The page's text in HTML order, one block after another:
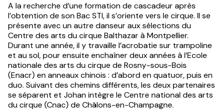
A la recherche d’une formation de cascadeur après
l’obtention de son Bac STI, il s’oriente vers le cirque. Il se
présente avec un autre danseur aux sélections du
Centre des arts du cirque Balthazar à Montpellier.
Durant une année, il y travaille l’acrobatie sur trampoline
et au sol, pour ensuite enchaîner deux années à l’Ecole
nationale des arts du cirque de Rosny-sous-Bois
(Enacr) en anneaux chinois : d’abord en quatuor, puis en
duo. Suivant des chemins différents, les deux partenaires
se séparent et Johan intègre le Centre national des arts
du cirque (Cnac) de Châlons-en-Champagne.